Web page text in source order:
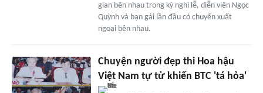
gian bên nhau trong kỳ nghỉ lễ, diễn viên Ngọc
Quỳnh và bạn gái lần đầu có chuyến xuất
ngoại bên nhau.
Chuyện người đẹp thi Hoa hậu
Việt Nam tự tử khiến BTC 'tá hỏa'